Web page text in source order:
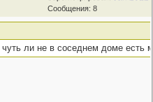
Сообщения: 8
ли не в соседнем доме есть